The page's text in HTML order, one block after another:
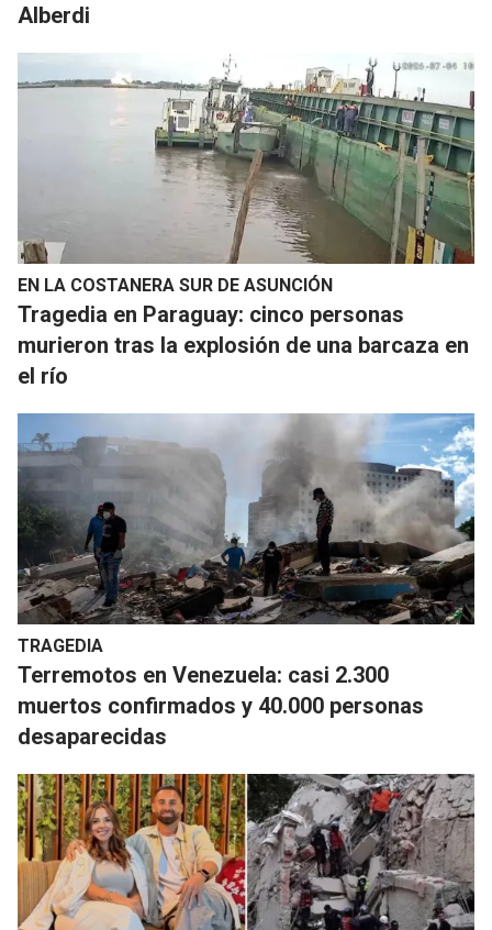
Alberdi
EN LA COSTANERA SUR DE ASUNCIÓN
Tragedia en Paraguay: cinco personas
murieron tras la explosión de una barcaza en
el río
TRAGEDIA
Terremotos en Venezuela: casi 2.300
muertos confirmados y 40.000 personas
desaparecidas